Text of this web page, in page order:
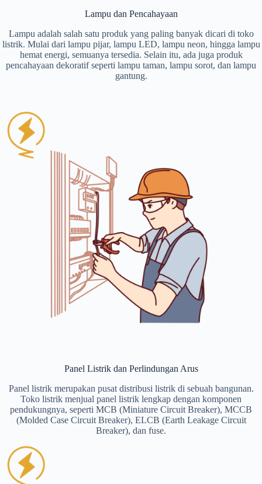
Lampu dan Pencahayaan
Lampu adalah salah satu produk yang paling banyak dicari di toko
listrik. Mulai dari lampu pijar, lampu LED, lampu neon, hingga lampu
hemat energi, semuanya tersedia. Selain itu, ada juga produk
pencahayaan dekoratif seperti lampu taman, lampu sorot, dan lampu
gantung.
Panel Listrik dan Perlindungan Arus
Panel listrik merupakan pusat distribusi listrik di sebuah bangunan.
Toko listrik menjual panel listrik lengkap dengan komponen
pendukungnya, seperti MCB (Miniature Circuit Breaker), MCCB
(Molded Case Circuit Breaker), ELCB (Earth Leakage Circuit
Breaker), dan fuse.